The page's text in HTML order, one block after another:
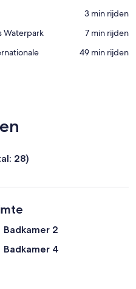
‪3 min rijden‬
Waterpark
‪7 min rijden‬
‪49 min rijden‬
28)
Badkamer 2
Badkamer 4